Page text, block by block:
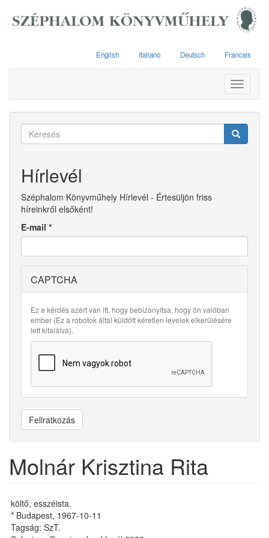
English Italiano Deutsch Francais
Toggle
Keresés
Hírlevél
Széphalom Könyvműhely Hírlevél - Értesüljön friss
híreinkről elsőként!
E-mail *
CAPTCHA
Ez a kérdés azért van itt, hogy bebizonyítsa, hogy ön valóban
ember (Ez a robotok által küldött kéretlen levelek elkerülésére
lett kitalálva).
Feliratkozás
Molnár Krisztina Rita
költő, esszéista.
* Budapest, 1967-10-11
Tagság: SzT.